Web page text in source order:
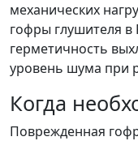
механических
гофры глушителя в
герметичность
уровень шума при
Когда
Поврежденная